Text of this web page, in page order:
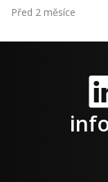
Před 2 měsíce